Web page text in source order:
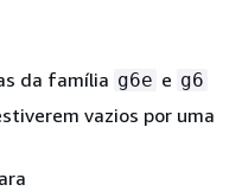
da família g6e e g6
vazios por uma